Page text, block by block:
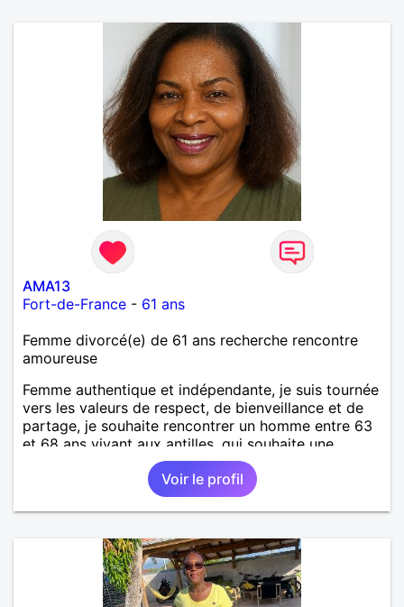
AMA13
Fort-de-France - 61 ans
Femme divorcé(e) de 61 ans recherche rencontre
amoureuse
Femme authentique et indépendante, je suis tournée
vers les valeurs de respect, de bienveillance et de
partage, je souhaite rencontrer un homme entre 63
et 68 ans vivant aux antilles, qui souhaite une
relation stable et harmonieuse. Je suis une
passionnée de développement personnel et de
mieux-être; toujours en quête de la meilleure
version de moi-même. Je crois au lien authentique,
construction à deux. Si vous recherchez une relation
sincère, mature et apaisante, je serai heureuse de
Voir le profil